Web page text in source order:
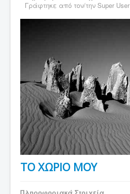
Γράφτηκε από τον/την Super User
ΤΟ ΧΩΡΙΟ ΜΟΥ